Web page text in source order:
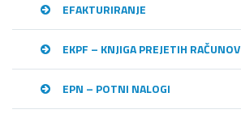
EFAKTURIRANJE
EKPF – KNJIGA PREJETIH RAČUNOV
EPN – POTNI NALOGI